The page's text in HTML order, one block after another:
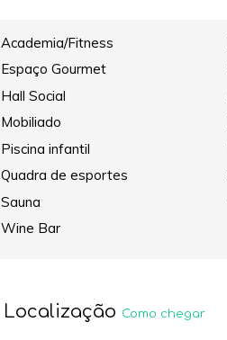
Academia/Fitness
Espaço Gourmet
Hall Social
Mobiliado
Piscina infantil
Quadra de esportes
Sauna
Wine Bar
Localização Como chegar